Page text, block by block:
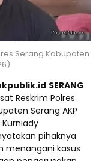
Serang Kabupaten
SERANG
Reskrim Polres
Serang AKP
Kurniady
pihaknya
menangani kasus